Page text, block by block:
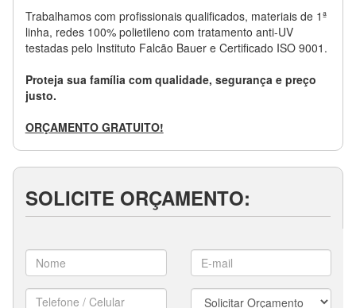
Trabalhamos com profissionais qualificados, materiais de 1ª
linha, redes 100% polietileno com tratamento anti-UV
testadas pelo Instituto Falcão Bauer e Certificado ISO 9001.
Proteja sua família com qualidade, segurança e preço
justo.
ORÇAMENTO GRATUITO!
SOLICITE ORÇAMENTO: